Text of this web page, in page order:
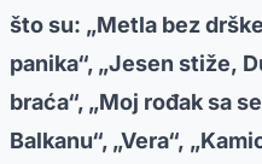
što su: „Metla bez
panika“, „Jesen stiže,
braća“, „Moj rođak sa
Balkanu“, „Vera“,